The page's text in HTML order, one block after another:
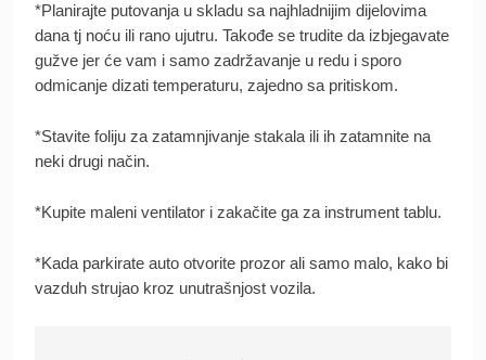
*Planirajte putovanja u skladu sa najhladnijim dijelovima
dana tj noću ili rano ujutru. Takođe se trudite da izbjegavate
gužve jer će vam i samo zadržavanje u redu i sporo
odmicanje dizati temperaturu, zajedno sa pritiskom.
*Stavite foliju za zatamnjivanje stakala ili ih zatamnite na
neki drugi način.
*Kupite maleni ventilator i zakačite ga za instrument tablu.
*Kada parkirate auto otvorite prozor ali samo malo, kako bi
vazduh strujao kroz unutrašnjost vozila.